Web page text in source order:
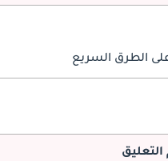
الطرق السريع
التعليق